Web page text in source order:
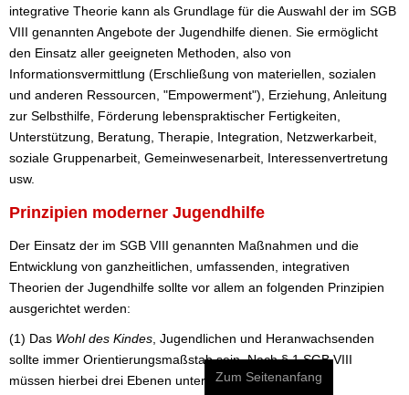
integrative Theorie kann als Grundlage für die Auswahl der im SGB
VIII genannten Angebote der Jugendhilfe dienen. Sie ermöglicht
den Einsatz aller geeigneten Methoden, also von
Informationsvermittlung (Erschließung von materiellen, sozialen
und anderen Ressourcen, "Empowerment"), Erziehung, Anleitung
zur Selbsthilfe, Förderung lebenspraktischer Fertigkeiten,
Unterstützung, Beratung, Therapie, Integration, Netzwerkarbeit,
soziale Gruppenarbeit, Gemeinwesenarbeit, Interessenvertretung
usw.
Prinzipien moderner Jugendhilfe
Der Einsatz der im SGB VIII genannten Maßnahmen und die
Entwicklung von ganzheitlichen, umfassenden, integrativen
Theorien der Jugendhilfe sollte vor allem an folgenden Prinzipien
ausgerichtet werden:
(1) Das Wohl des Kindes , Jugendlichen und Heranwachsenden
sollte immer Orientierungsmaßstab sein. Nach § 1 SGB VIII
müssen hierbei drei Ebenen unterschieden werden: Auf
Zum Seitenanfang